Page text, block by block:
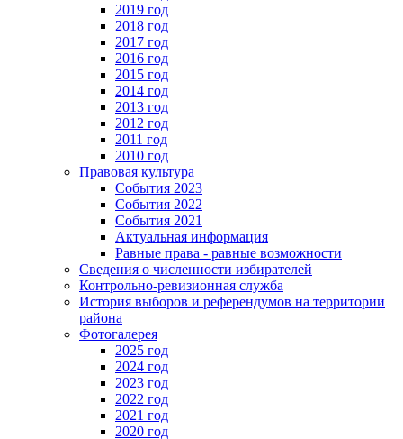
2019 год
2018 год
2017 год
2016 год
2015 год
2014 год
2013 год
2012 год
2011 год
2010 год
Правовая культура
События 2023
События 2022
События 2021
Актуальная информация
Равные права - равные возможности
Сведения о численности избирателей
Контрольно-ревизионная служба
История выборов и референдумов на территории
района
Фотогалерея
2025 год
2024 год
2023 год
2022 год
2021 год
2020 год